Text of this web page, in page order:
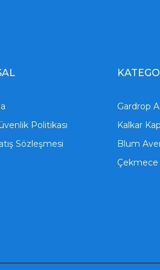
Politikası
Sözleşmesi
Gardrop
Kalkar
Blum
Çekmece